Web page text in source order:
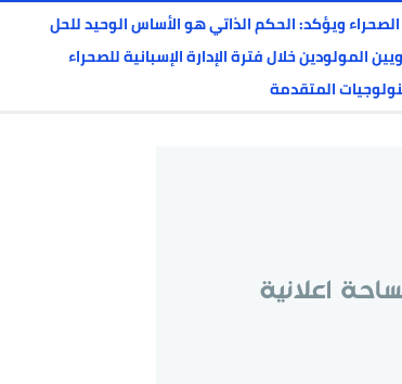
ويؤكد: الحكم الذاتي هو الأساس الوحيد للحل
المولودين خلال فترة الإدارة الإسبانية للصحراء
المتقدمة